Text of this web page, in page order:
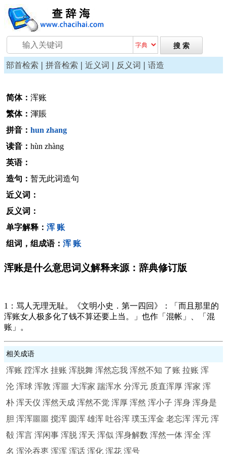
部首检索 | 拼音检索 | 近义词 | 反义词 | 语造
简体： 浑账
繁体： 渾賬
拼音： hun zhang
读音： hùn zhàng
英语：
造句： 暂无此词造句
近义词：
反义词：
单字解释： 浑 账
组词，组成语： 浑 账
浑账是什么意思词义解释来源：辞典修订版
1：骂人无理无耻。《文明小史．第一四回》：「而且那里的
浑账女人极多化了钱不算还要上当。」也作「混帐」、「混
账」。
相关成语
浑账 蹚浑水 挂账 浑脱舞 浑然忘我 浑然不知 了账 拉账 浑
沦 浑球 浑敦 浑噩 大浑家 踹浑水 分浑元 质直浑厚 浑家 浑
朴 浑天仪 浑然天成 浑然不觉 浑厚 浑然 浑小子 浑身 浑身是
胆 浑浑噩噩 搅浑 圆浑 雄浑 吐谷浑 璞玉浑金 老忘浑 浑元 浑
殽 浑言 浑闲事 浑脱 浑天 浑似 浑身解数 浑然一体 浑全 浑
名 浑沦吞枣 浑浑 浑话 浑化 浑花 浑号